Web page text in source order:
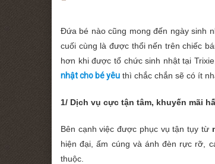
Đứa bé nào cũng mong đến ngày sinh
cuối cùng là được thổi nến trên chiếc
hơn khi được tổ chức sinh nhật tại
nhật cho bé yêu thì chắc chắn sẽ có ít
1/ Dịch vụ cực tận tâm, khuyến mãi
Bên cạnh việc được phục vụ tận tụy từ
hiện đại, ấm cúng và ánh đèn rực rỡ,
thuộc.